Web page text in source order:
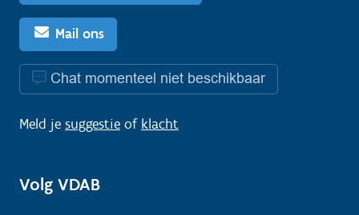
Mail ons
Chat momenteel niet beschikbaar
Meld je suggestie of klacht
Volg VDAB